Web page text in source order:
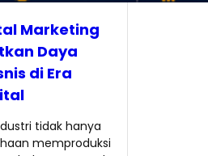
Marketing
Daya
di Era
tidak hanya
memproduksi